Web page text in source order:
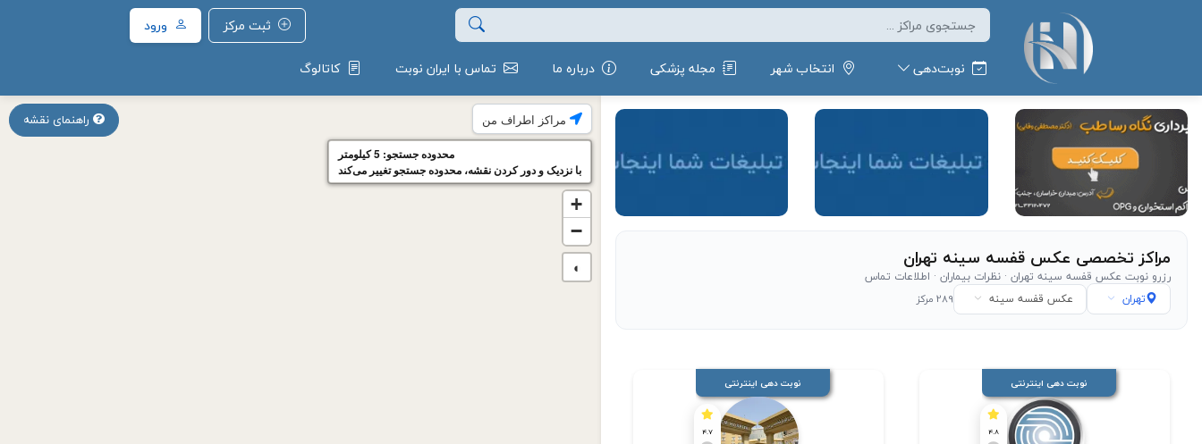
ثبت مرکز
ورود
نوبت‌دهی
انتخاب شهر مجله پزشکی درباره ما تماس با ایران نوبت کاتالوگ
مراکز اطراف من
محدوده جستجو: 5 کیلومتر
با نزدیک و دور کردن نقشه، محدوده جستجو تغییر می‌کند
+
−
◐
راهنمای نقشه
مراکز تخصصی عکس قفسه سینه تهران
رزرو نوبت عکس قفسه سینه تهران · نظرات بیماران · اطلاعات تماس
تهران
عکس قفسه سینه 289 مرکز
نوبت دهی اینترنتی
4.8
نوبت دهی اینترنتی
4.7